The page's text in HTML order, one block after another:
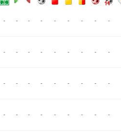
- - - - - - - - -
- - - - - - - - -
- - - - - - - - -
- - - - - - - - -